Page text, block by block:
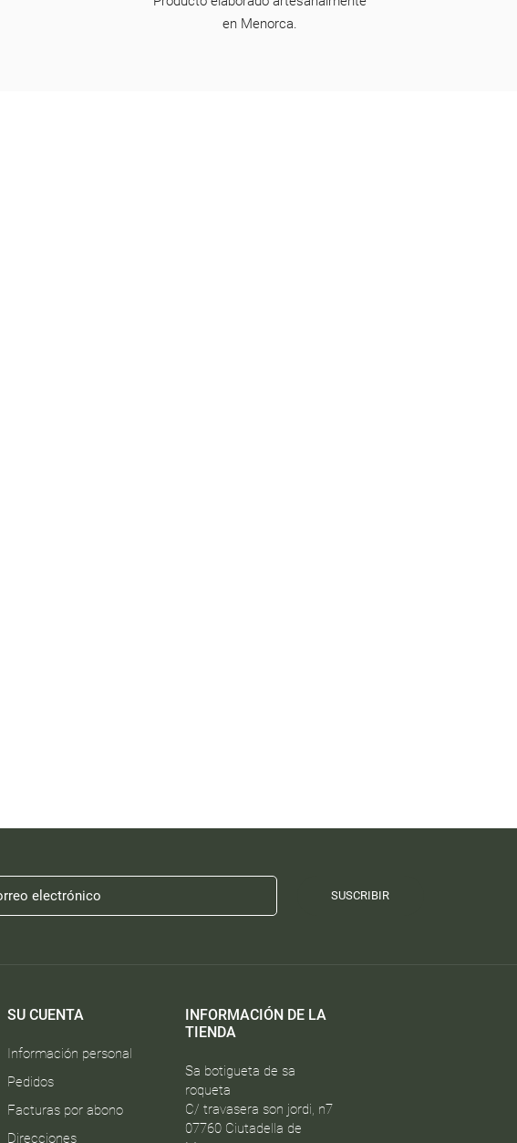
en Menorca.
SUSCRIBIR
SU CUENTA
Información personal
Pedidos
Facturas por abono
Direcciones
INFORMACIÓN DE LA
TIENDA
Sa botigueta de sa
roqueta
C/ travasera son jordi, n7
07760 Ciutadella de